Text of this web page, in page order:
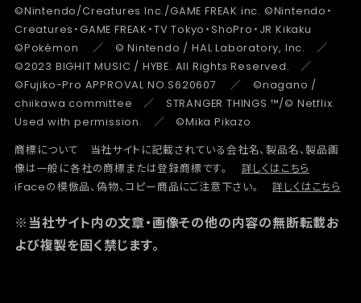
©Nintendo/Creatures Inc./GAME FREAK inc. ©Nintendo・
Creatures・GAME FREAK・TV Tokyo・ShoPro・JR Kikaku
©Pokémon ／ © Nintendo / HAL Laboratory, Inc. ／
©2023 BIGHIT MUSIC / HYBE. All Rights Reserved. ／
©Fujiko-Pro APPROVAL NO.S620607 ／ ©nagano /
chiikawa committee ／ STRANGER THINGS ™/© Netflix.
Used with permission. ／ ©Mika Pikazo
商標について 当社サイトに記載されている会社名、製品名、製品画
像は一般に各社の商標または登録商標です。
詳しくはこちら
iFaceの模倣品、偽物、コピー商品にご注意下さい。
詳しくはこちら
※当社サイト内の文章・画像その他の内容の無断転載お
よび複製を固く禁じます。